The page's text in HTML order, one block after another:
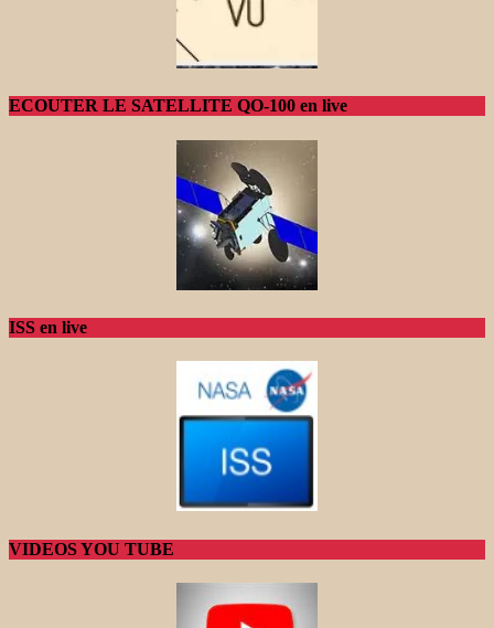
ECOUTER LE SATELLITE QO-100 en live
ISS en live
VIDEOS YOU TUBE